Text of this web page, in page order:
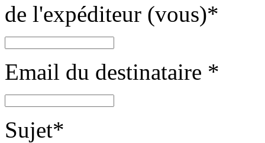
de l'expéditeur (vous)*
Email du destinataire *
Sujet*